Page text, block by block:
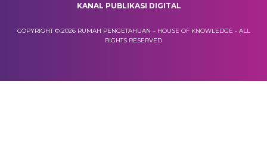
KANAL PUBLIKASI DIGITAL
COPYRIGHT © 2026 RUMAH PENGETAHUAN – HOUSE OF KNOWLEDGE - ALL
RIGHTS RESERVED